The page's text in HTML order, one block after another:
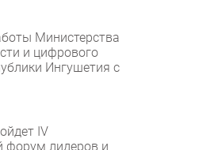
Министерства
и цифрового
Ингушетия с
IV
форум лидеров и